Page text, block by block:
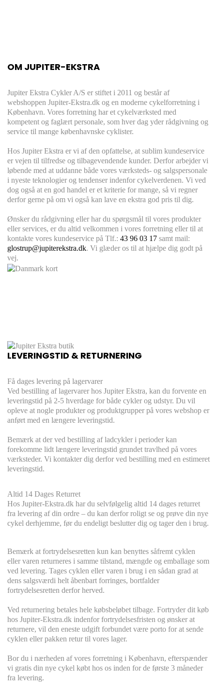
OM JUPITER-EKSTRA
Jupiter Ekstra Cykler A/S er stiftet i 2011 og består af
webshoppen Jupiter-Ekstra.dk og en moderne cykelforretning i
København. Vores forretning har et cykelværksted med
kompetent og faglært personale, som hver dag yder rådgivning og
service til mange københavnske cyklister.
Hos Jupiter Ekstra er vi af den opfattelse, at sublim kundeservice
er vejen til tilfredse og tilbagevendende kunder. Derfor arbejder vi
løbende med at uddanne både vores værksteds- og salgspersonale
i nyeste teknologier og tendenser indenfor cykelverdenen. Vi ved
dog også at en god handel er et kriterie for mange, så vi regner
derfor gerne på om vi også kan lave en ekstra god pris til dig.
Ønsker du rådgivning eller har du spørgsmål til vores produkter
eller services, er du altid velkommen i vores forretning eller til at
kontakte vores kundeservice på Tlf.: 43 96 03 17 samt mail:
glostrup@jupiterekstra.dk. Vi glæder os til at hjælpe dig godt på
vej.
LEVERINGSTID & RETURNERING
Få dages levering på lagervarer
Ved bestilling af lagervarer hos Jupiter Ekstra, kan du forvente en
leveringstid på 2-5 hverdage for både cykler og udstyr. Du vil
opleve at nogle produkter og produktgrupper på vores webshop er
anført med en længere leveringstid.
Bemærk at der ved bestilling af ladcykler i perioder kan
forekomme lidt længere leveringstid grundet travlhed på vores
værksteder. Vi kontakter dig derfor ved bestilling med en estimeret
leveringstid.
Altid 14 Dages Returret
Hos Jupiter-Ekstra.dk har du selvfølgelig altid 14 dages returret
fra levering af din ordre – du kan derfor roligt se og prøve din nye
cykel derhjemme, før du endeligt beslutter dig og tager den i brug.
Bemærk at fortrydelsesretten kun kan benyttes såfremt cyklen
eller varen returneres i samme tilstand, mængde og emballage som
ved levering. Tages cyklen eller varen i brug i en sådan grad at
dens salgsværdi helt åbenbart forringes, bortfalder
fortrydelsesretten derfor herved.
Ved returnering betales hele købsbeløbet tilbage. Fortryder dit køb
hos Jupiter-Ekstra.dk indenfor fortrydelsesfristen og ønsker at
returnere, vil den eneste udgift forbundet være porto for at sende
cyklen eller pakken retur til vores lager.
Bor du i nærheden af vores forretning i København, efterspænder
vi gratis din nye cykel købt hos os inden for de første 3 måneder
fra levering.